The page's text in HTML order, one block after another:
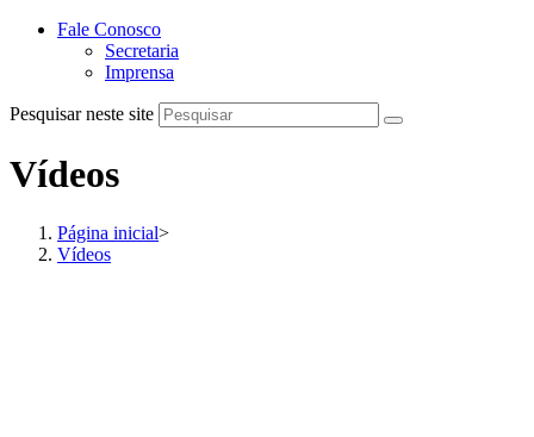
Fale Conosco
Secretaria
Imprensa
Pesquisar neste site
Vídeos
Página inicial>
Vídeos